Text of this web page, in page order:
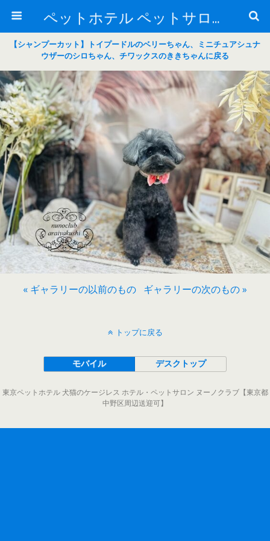
ペットホテル ペットサロン トリミングサロン 東京 ヌーノクラブのブログ
【シャンプーカット】トイプードルのベリーちゃん、ミニチュアシュナ
ウザーのシロちゃん、チワックスのききちゃんに戻る
« ギャラリーの以前のもの ギャラリーの次のもの »
トップに戻る
モバイル デスクトップ
東京ペットホテル 犬猫のケージレス ホテル・ペットサロン ヌーノクラブ【東京都
中野区周辺送迎可】